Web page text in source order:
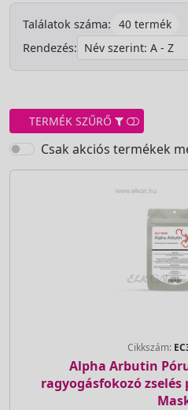
Találatok száma: 40 termék
Rendezés:
TERMÉK SZŰRŐ
Csak akciós termékek
Cikkszám:
Alpha Arbutin
ragyogásfokozó zselés